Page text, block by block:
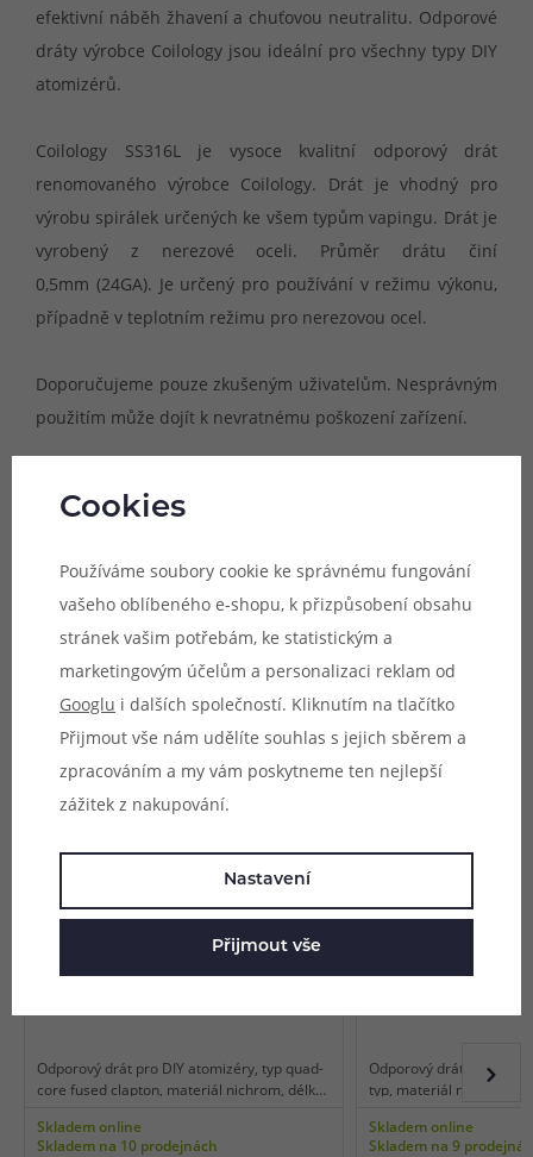
efektivní náběh žhavení a chuťovou neutralitu. Odporové
dráty výrobce Coilology jsou ideální pro všechny typy DIY
atomizérů.
Coilology SS316L je vysoce kvalitní odporový drát
renomovaného výrobce Coilology. Drát je vhodný pro
výrobu spirálek určených ke všem typům vapingu. Drát je
vyrobený z nerezové oceli. Průměr drátu činí
0,5mm (24GA). Je určený pro používání v režimu výkonu,
případně v teplotním režimu pro nerezovou ocel.
Doporučujeme pouze zkušeným uživatelům. Nesprávným
použitím může dojít k nevratnému poškození zařízení.
Provedení:Standard
Balení:10m
Parametry
Hodnocení (0)
Zeptejte se (0)
Mohlo by se vám líbit
Odporový drát Coilology - Quad-
Odporový drát pro DIY atomizéry, typ quad-
core fused clapton, materiál nichrom, délka
0,08mm, balení 3 m.
Skladem online
Skladem na 10 prodejnách
Odporový drát
Odporový drát pro DIY
typ, materiál nichrom,
Skladem online
Skladem na 9
Cookies
Používáme soubory cookie ke správnému fungování
vašeho oblíbeného e-shopu, k přizpůsobení obsahu
stránek vašim potřebám, ke statistickým a
marketingovým účelům a personalizaci reklam od
Googlu i dalších společností. Kliknutím na tlačítko
Přijmout vše nám udělíte souhlas s jejich sběrem a
zpracováním a my vám poskytneme ten nejlepší
zážitek z nakupování.
Nastavení
Přijmout vše